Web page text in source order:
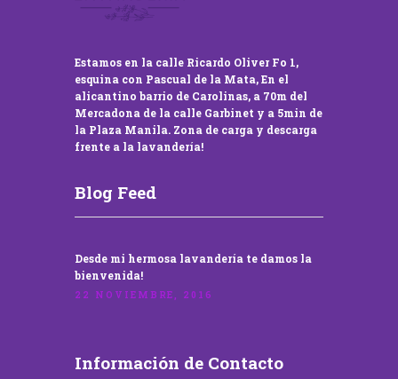
Estamos en la calle Ricardo Oliver Fo 1,
esquina con Pascual de la Mata, En el
alicantino barrio de Carolinas, a 70m del
Mercadona de la calle Garbinet y a 5min de
la Plaza Manila. Zona de carga y descarga
frente a la lavandería!
Blog Feed
Desde mi hermosa lavandería te damos la
bienvenida!
22 NOVIEMBRE, 2016
Información de Contacto